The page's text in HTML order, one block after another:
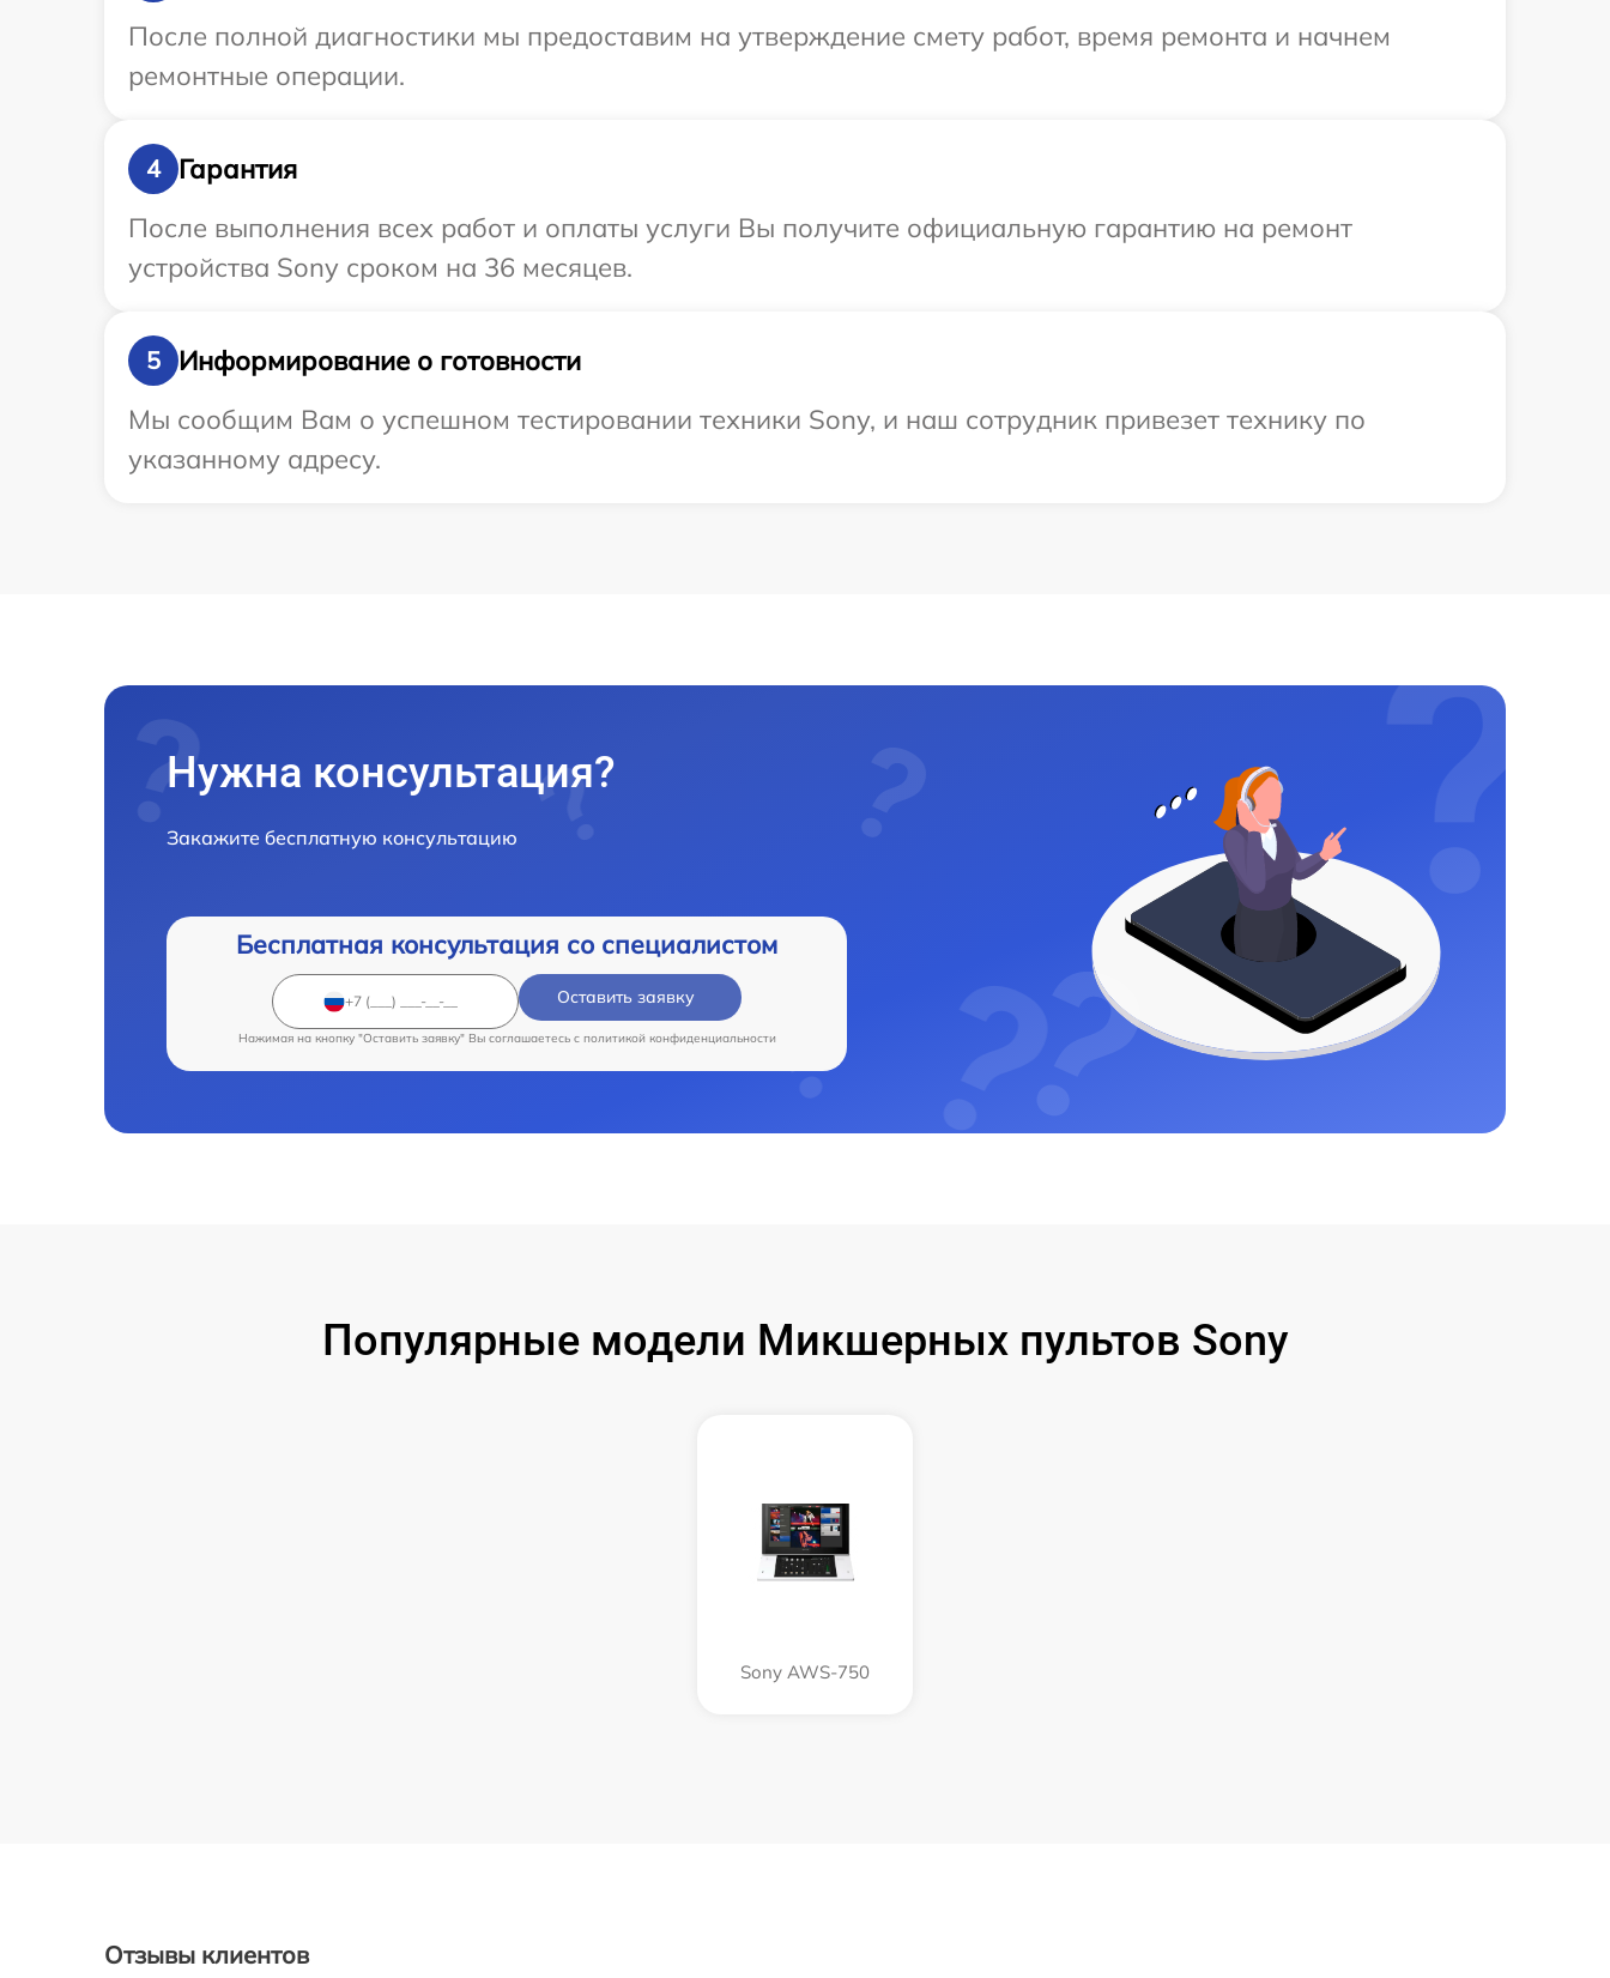
После полной диагностики мы предоставим на утверждение смету работ, время ремонта и начнем
ремонтные операции.
4
Гарантия
После выполнения всех работ и оплаты услуги Вы получите официальную гарантию на ремонт
устройства Sony сроком на 36 месяцев.
5
Информирование о готовности
Мы сообщим Вам о успешном тестировании техники Sony, и наш сотрудник привезет технику по
указанному адресу.
Нужна консультация?
Закажите бесплатную консультацию
Бесплатная консультация со специалистом
Оставить заявку
Нажимая на кнопку "Оставить заявку" Вы соглашаетесь c политикой конфиденциальности
Популярные модели Микшерных пультов Sony
Sony AWS-750
Отзывы клиентов